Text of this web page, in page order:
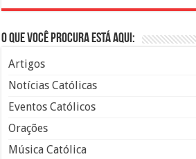
O que você procura está aqui:
Artigos
Notícias Católicas
Eventos Católicos
Orações
Música Católica